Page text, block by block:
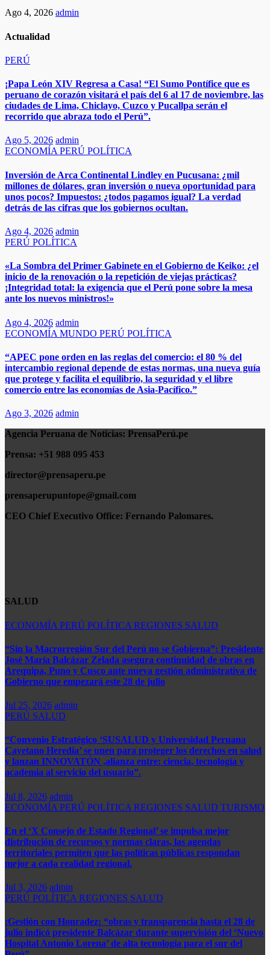
Ago 4, 2026 admin
Actualidad
PERÚ
¡Papa León XIV Regresa a Casa! “El Sumo Pontífice que es
peruano de corazón visitará el país del 6 al 17 de noviembre, las
ciudades de Lima, Chiclayo, Cuzco y Pucallpa serán el
recorrido que abraza todo el Perú”.​
Ago 5, 2026 admin
ECONOMÍAPERÚ POLÍTICA
Inversión de Arca Continental Lindley en Pucusana: ¿mil
millones de dólares, gran inversión o nueva oportunidad para
unos pocos? Impuestos: ¿todos pagamos igual? La verdad
detrás de las cifras que los gobiernos ocultan.
Ago 4, 2026 admin
PERÚ POLÍTICA
«La Sombra del Primer Gabinete en el Gobierno de Keiko: ¿el
inicio de la renovación o la repetición de viejas prácticas?
¡Integridad total: la exigencia que el Perú pone sobre la mesa
ante los nuevos ministros!»
Ago 4, 2026 admin
ECONOMÍA MUNDO PERÚ POLÍTICA
“APEC pone orden en las reglas del comercio: el 80 % del
intercambio regional depende de estas normas, una nueva guía
que protege y facilita el equilibrio, la seguridad y el libre
comercio entre las economías de Asia-Pacífico.”​
Ago 3, 2026 admin
Agencia Peruana de Noticias: PrensaPerú.pe
Prensa: +51 988 095 453
director@prensaperu.pe
prensaperupuntope@gmail.com
CEO Chief Executivo Office: Fernando Palomares.
SALUD
ECONOMÍA PERÚ POLÍTICA REGIONES SALUD
“Sin la Macrorregión Sur del Perú no se Gobierna”: Presidente
José María Balcázar Zelada asegura continuidad de obras en
Arequipa, Puno y Cusco ante nueva gestión administrativa de
Gobierno que empezará este 28 de julio
Jul 25, 2026 admin
PERÚ SALUD
“Convenio Estratégico ‘SUSALUD y Universidad Peruana
Cayetano Heredia’ se unen para proteger los derechos en salud
y lanzan INNOVATÓN ,alianza entre: ​ciencia, tecnología y
academia al servicio del usuario”.
Jul 8, 2026 admin
ECONOMÍA PERÚ POLÍTICA REGIONES SALUD TURISMO
En el ‘X Consejo de Estado Regional’ se impulsa mejor
distribución de recursos y normas claras, las agendas
territoriales permiten que las políticas públicas respondan
mejor a cada realidad regional.
Jul 3, 2026 admin
PERÚ POLÍTICA REGIONES SALUD
¡Gestión con Honradez¡ “obras y transparencia hasta el 28 de
julio indicó presidente Balcázar durante supervisión del ‘Nuevo
Hospital Antonio Lorena’ de alta tecnología para el sur del